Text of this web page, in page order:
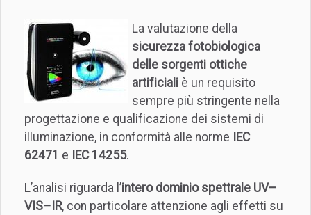
La valutazione della
sicurezza fotobiologica
delle sorgenti ottiche
artificiali è un requisito
sempre più stringente nella
progettazione e qualificazione dei sistemi di
illuminazione, in conformità alle norme IEC
62471 e IEC 14255.
L’analisi riguarda l’intero dominio spettrale UV–
VIS–IR, con particolare attenzione agli effetti su